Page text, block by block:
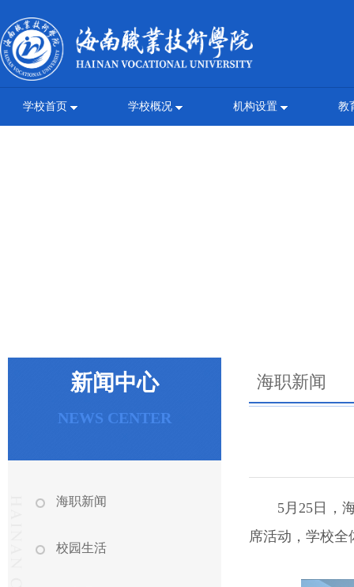
学校首页 学校概况 机构设置 教
新闻中心
NEWS CENTER
海职新闻
校园生活
海职新闻
5月25日，
席活动，学校